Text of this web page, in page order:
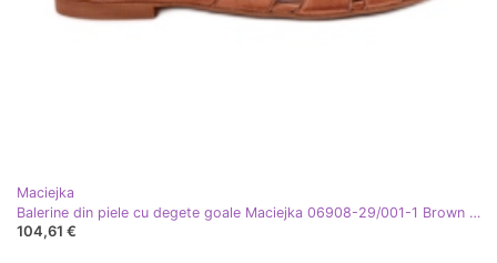
Maciejka
Balerine din piele cu degete goale Maciejka 06908-29/001-1 Brown maro
104,61 €